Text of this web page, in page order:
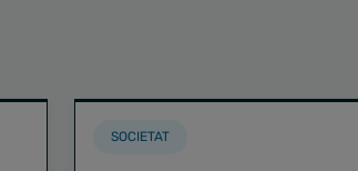
SOCIETAT